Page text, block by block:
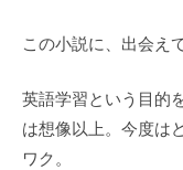
この小説に、出会え
英語学習という目的
は想像以上。今度は
ワク。